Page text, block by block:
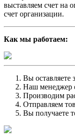
выставляем счет на
счет организации.
Как мы работаем:
Вы оставляете
Наш менеджер
Производим
Отправляем
Вы получаете